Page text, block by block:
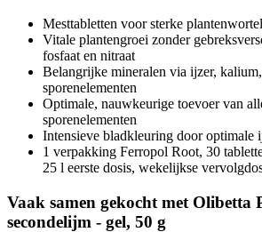
Mesttabletten voor sterke
Vitale plantengroei zonder
fosfaat en nitraat
Belangrijke mineralen via ijzer,
sporenelementen
Optimale, nauwkeurige toevoer van
sporenelementen
Intensieve bladkleuring door optimale
1 verpakking Ferropol Root, 30
25 l eerste dosis, wekelijkse
Vaak samen gekocht met Olibetta
secondelijm - gel, 50 g